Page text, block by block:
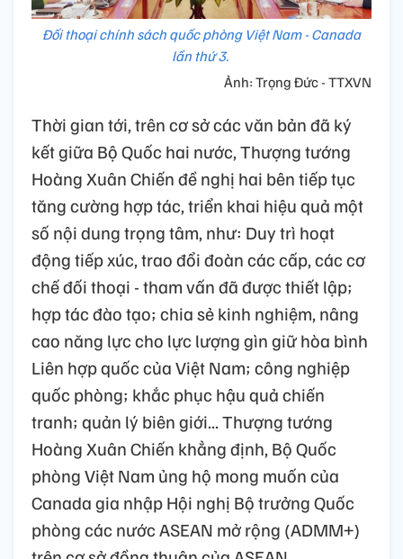
Đối thoại chính sách quốc phòng Việt Nam - Canada
lần thứ 3.
Ảnh: Trọng Đức - TTXVN
Thời gian tới, trên cơ sở các văn bản đã ký
kết giữa Bộ Quốc hai nước, Thượng tướng
Hoàng Xuân Chiến đề nghị hai bên tiếp tục
tăng cường hợp tác, triển khai hiệu quả một
số nội dung trọng tâm, như: Duy trì hoạt
động tiếp xúc, trao đổi đoàn các cấp, các cơ
chế đối thoại - tham vấn đã được thiết lập;
hợp tác đào tạo; chia sẻ kinh nghiệm, nâng
cao năng lực cho lực lượng gìn giữ hòa bình
Liên hợp quốc của Việt Nam; công nghiệp
quốc phòng; khắc phục hậu quả chiến
tranh; quản lý biên giới... Thượng tướng
Hoàng Xuân Chiến khẳng định, Bộ Quốc
phòng Việt Nam ủng hộ mong muốn của
Canada gia nhập Hội nghị Bộ trưởng Quốc
phòng các nước ASEAN mở rộng (ADMM+)